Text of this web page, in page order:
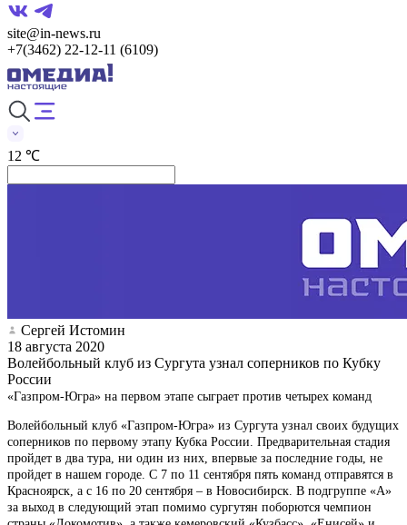
site@in-news.ru
+7(3462) 22-12-11 (6109)
12 ℃
Сергей Истомин
18 августа 2020
Волейбольный клуб из Сургута узнал соперников по Кубку
России
«Газпром-Югра» на первом этапе сыграет против четырех команд
Волейбольный клуб «Газпром-Югра» из Сургута узнал своих будущих
соперников по первому этапу Кубка России. Предварительная стадия
пройдет в два тура, ни один из них, впервые за последние годы, не
пройдет в нашем городе. С 7 по 11 сентября пять команд отправятся в
Красноярск, а с 16 по 20 сентября – в Новосибирск. В подгруппе «А»
за выход в следующий этап помимо сургутян поборются чемпион